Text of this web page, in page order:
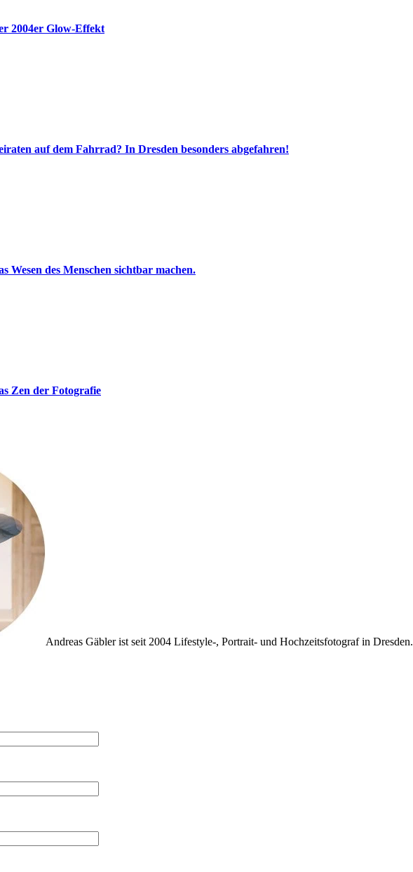
2004er Glow-Effekt
auf dem Fahrrad? In Dresden besonders abgefahren!
Wesen des Menschen sichtbar machen.
Zen der Fotografie
Andreas Gäbler ist seit 2004 Lifestyle-, Portrait- und Hochzeitsfotograf in Dresden.